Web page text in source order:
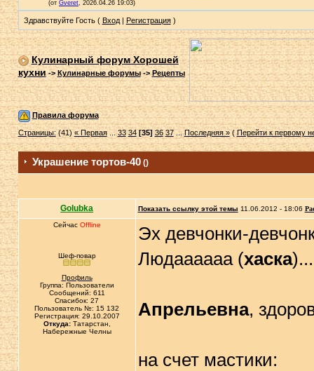
Здравствуйте Гость ( Вход| Регистрация)
Кулинарный форум Хорошей
кухни->Кулинарные форумы->Рецепты
Правила форума
Страницы:(41)« Первая...33 34 [35] 36 37...Последняя »(Перейти к первому
Украшение тортов-40()
Golubka Показать ссылку этой темы 11.06.2012 - 18:06
Сейчас Offline
Шеф-повар
Профиль
Группа: Пользователи
Сообщений: 611
Спасибок: 27
Пользователь №: 15 132
Регистрация: 29.10.2007
Откуда:Татарстан,
Набережные Челны
Эх девчонки-
Людаааааа (хаска
Апрельевна,
на счет мастики: